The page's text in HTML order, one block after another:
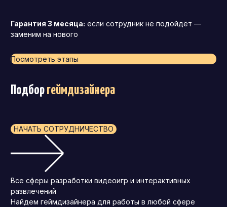
Гарантия 3 месяца: если сотрудник не подойдёт —
заменим на нового
Посмотреть этапы
Подборгеймдизайнера
НАЧАТЬ СОТРУДНИЧЕСТВО
Все сферы разработки видеоигр и интерактивных
развлечений
Найдем геймдизайнера для работы в любой сфере